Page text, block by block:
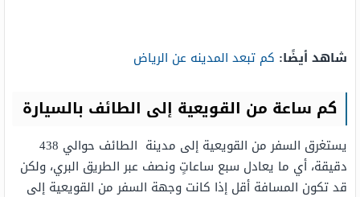
شاهد أيضًا: كم تبعد المدينه عن الرياض
كم ساعة من القويعية إلى الطائف بالسيارة
يستغرق السفر من القويعية إلى مدينة الطائف حوالي 438
دقيقة، أي ما يعادل سبع ساعاتٍ ونصف عبر الطريق البري، ولكن
قد تكون المسافة أقل إذا كانت وجهة السفر من القويعية إلى